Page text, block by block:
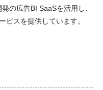
の広告BI SaaSを活用し、
ビスを提供しています。